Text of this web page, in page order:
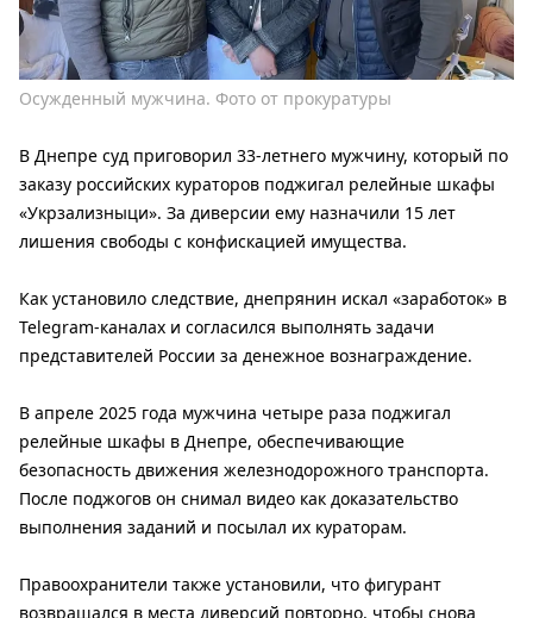
Осужденный мужчина. Фото от прокуратуры
В Днепре суд приговорил 33-летнего мужчину, который по
заказу российских кураторов поджигал релейные шкафы
«Укрзализныци». За диверсии ему назначили 15 лет
лишения свободы с конфискацией имущества.
Как установило следствие, днепрянин искал «заработок» в
Telegram-каналах и согласился выполнять задачи
представителей России за денежное вознаграждение.
В апреле 2025 года мужчина четыре раза поджигал
релейные шкафы в Днепре, обеспечивающие
безопасность движения железнодорожного транспорта.
После поджогов он снимал видео как доказательство
выполнения заданий и посылал их кураторам.
Правоохранители также установили, что фигурант
возвращался в места диверсий повторно, чтобы снова